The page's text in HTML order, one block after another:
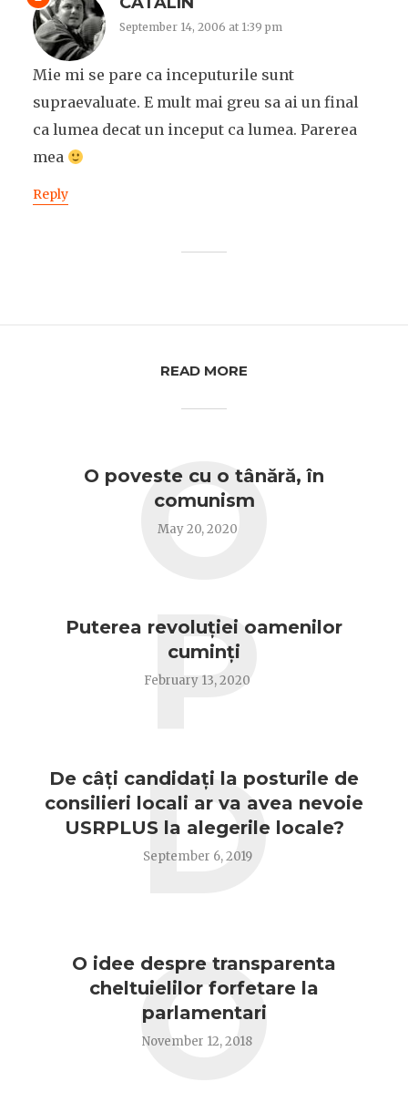
September 14, 2006 at 1:39 pm
Mie mi se pare ca inceputurile sunt
supraevaluate. E mult mai greu sa ai un final
ca lumea decat un inceput ca lumea. Parerea
mea
Reply
READ MORE
O poveste cu o tânără, în
comunism
May 20, 2020
O
Puterea revoluției oamenilor
cuminți
February 13, 2020
P
De câți candidați la posturile de
consilieri locali ar va avea nevoie
USRPLUS la alegerile locale?
September 6, 2019
D
O idee despre transparenta
cheltuielilor forfetare la
parlamentari
November 12, 2018
O